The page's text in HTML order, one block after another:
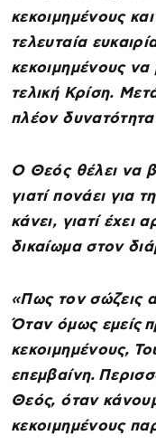
κεκοιμημένους
τελευταία
κεκοιμημένους
τελική Κρίση.
πλέον
Ο Θεός θέλει να
γιατί πονάει για
κάνει, γιατί έχει
δικαίωμα στον
«Πως τον σώζεις
Όταν όμως εμείς
κεκοιμημένους,
επεμβαίνη.
Θεός, όταν
κεκοιμημένους